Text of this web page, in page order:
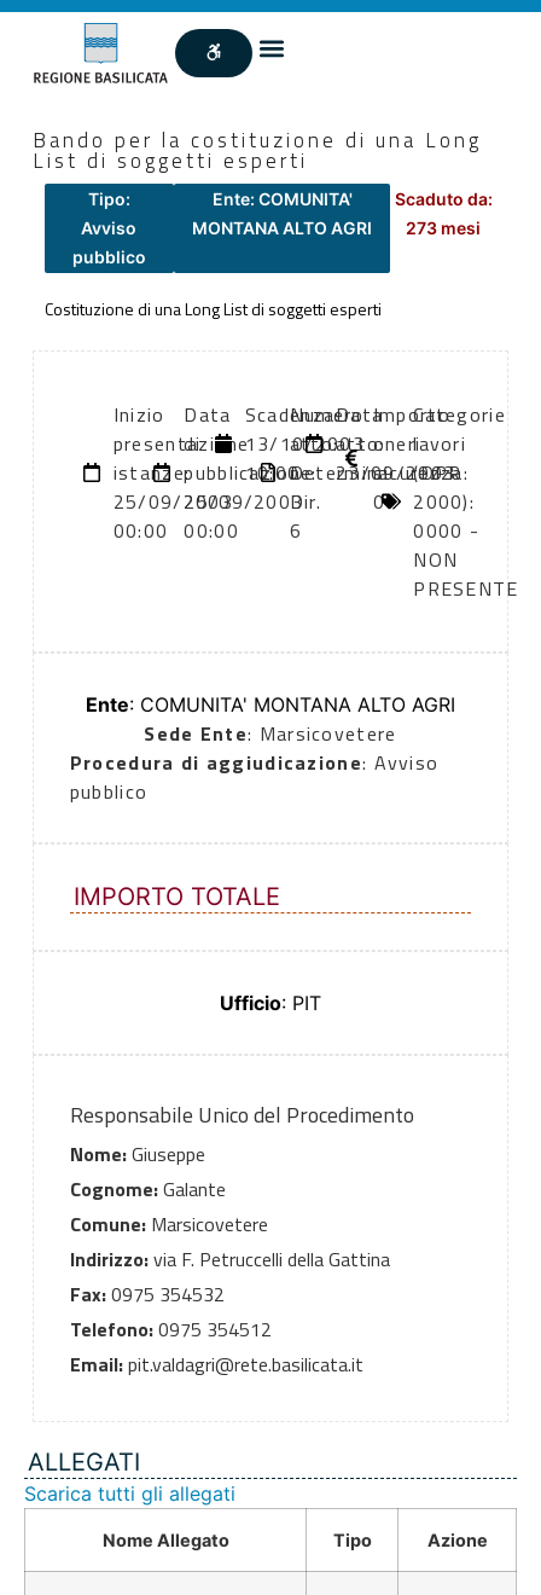
Bando per la costituzione di una Long
List di soggetti esperti
Tipo:
Avviso
pubblico
Ente: COMUNITA'
MONTANA ALTO AGRI
Scaduto da:
273 mesi
Costituzione di una Long List di soggetti esperti
Inizio
presentazione
istanze:
25/09/2003
00:00
Data
di
pubblicazione:
25/09/2003
00:00
Scadenza:
13/10/2003
10:00
Numero
atto:
Determina
Dir.
6
Data
atto:
23/09/2003
Importo
oneri
sicurezza:
0
Categorie
lavori
(DPR
2000):
0000 -
NON
PRESENTE
Ente: COMUNITA' MONTANA ALTO AGRI
Sede Ente: Marsicovetere
Procedura di aggiudicazione: Avviso
pubblico
IMPORTO TOTALE
Ufficio: PIT
Responsabile Unico del Procedimento
Nome:Giuseppe
Cognome:Galante
Comune:Marsicovetere
Indirizzo:via F. Petruccelli della Gattina
Fax:0975 354532
Telefono:0975 354512
Email:pit.valdagri@rete.basilicata.it
ALLEGATI
Scarica tutti gli allegati
Nome Allegato Tipo Azione